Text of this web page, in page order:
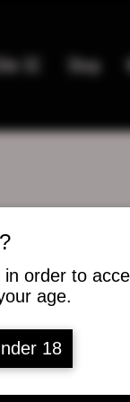
order to
age.
18
SC Shop